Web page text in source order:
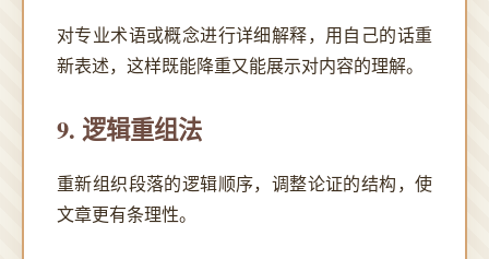
对专业术语或概念进行详细解释，用自己的话重
新表述，这样既能降重又能展示对内容的理解。
9. 逻辑重组法
重新组织段落的逻辑顺序，调整论证的结构，使
文章更有条理性。